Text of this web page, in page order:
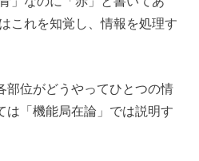
これを知覚し、情報を処理す
部位がどうやってひとつの情
は「機能局在論」では説明す